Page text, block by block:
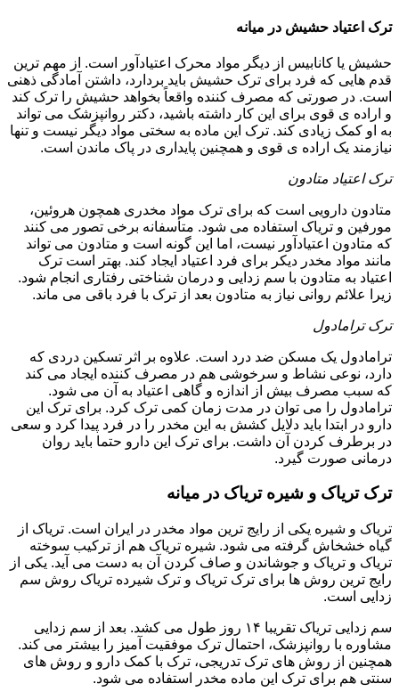
ترک اعتیاد حشیش در میانه
حشیش یا کانابیس از دیگر مواد محرک اعتیادآور است. از مهم ترین
قدم هایی که فرد برای ترک حشیش باید بردارد، داشتن آمادگی ذهنی
است. در صورتی که مصرف کننده واقعاً بخواهد حشیش را ترک کند
و اراده ی قوی برای این کار داشته باشید، دکتر روانپزشک می تواند
به او کمک زیادی کند. ترک این ماده به سختی مواد دیگر نیست و تنها
نیازمند یک اراده ی قوی و همچنین پایداری در پاک ماندن است.
ترک اعتیاد متادون
متادون دارویی است که برای ترک مواد مخدری همچون هروئین،
مورفین و تریاک استفاده می شود. متأسفانه برخی تصور می کنند
که متادون اعتیادآور نیست، اما این گونه است و متادون می تواند
مانند مواد مخدر دیکر برای فرد اعتیاد ایجاد کند. بهتر است ترک
اعتیاد به متادون با سم زدایی و درمان شناختی رفتاری انجام شود.
زیرا علائم روانی نیاز به متادون بعد از ترک با فرد باقی می ماند.
ترک ترامادول
ترامادول یک مسکن ضد درد است. علاوه بر اثر تسکین دردی که
دارد، نوعی نشاط و سرخوشی هم در مصرف کننده ایجاد می کند
که سبب مصرف بیش از اندازه و گاهی اعتیاد به آن می شود.
ترامادول را می توان در مدت زمان کمی ترک کرد. برای ترک این
دارو در ابتدا باید دلایل کشش به این مخدر را در فرد پیدا کرد و سعی
در برطرف کردن آن داشت. برای ترک این دارو حتما باید روان
درمانی صورت گیرد.
ترک تریاک و شیره تریاک در میانه
تریاک و شیره یکی از رایج ترین مواد مخدر در ایران است. تریاک از
گیاه خشخاش گرفته می شود. شیره تریاک هم از ترکیب سوخته
تریاک و تریاک و جوشاندن و صاف کردن آن به دست می آید. یکی از
رایج ترین روش ها برای ترک تریاک و ترک شیرده تریاک روش سم
زدایی است.
سم زدایی تریاک تقریبا ۱۴ روز طول می کشد. بعد از سم زدایی
مشاوره با روانپزشک، احتمال ترک موفقیت آمیز را بیشتر می کند.
همچنین از روش های ترک تدریجی، ترک با کمک دارو و روش های
سنتی هم برای ترک این ماده مخدر استفاده می شود.